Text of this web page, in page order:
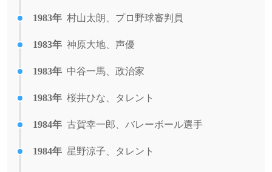
1983年 村山太朗、プロ野球審判員
1983年 神原大地、声優
1983年 中谷一馬、政治家
1983年 桜井ひな、タレント
1984年 古賀幸一郎、バレーボール選手
1984年 星野涼子、タレント